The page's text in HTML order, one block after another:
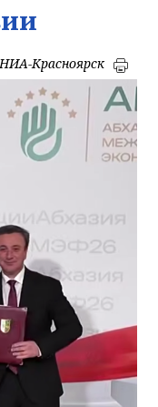
НИА-Красноярск